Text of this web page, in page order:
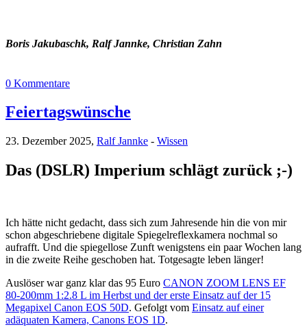
Boris Jakubaschk, Ralf Jannke, Christian Zahn
0 Kommentare
Feiertagswünsche
23. Dezember 2025, Ralf Jannke - Wissen
Das (DSLR) Imperium schlägt zurück ;-)
Ich hätte nicht gedacht, dass sich zum Jahresende hin die von mir
schon abgeschriebene digitale Spiegelreflexkamera nochmal so
aufrafft. Und die spiegellose Zunft wenigstens ein paar Wochen lang
in die zweite Reihe geschoben hat. Totgesagte leben länger!
Auslöser war ganz klar das 95 Euro CANON ZOOM LENS EF
80-200mm 1:2.8 L im Herbst und der erste Einsatz auf der 15
Megapixel Canon EOS 50D. Gefolgt vom Einsatz auf einer
adäquaten Kamera, Canons EOS 1D.